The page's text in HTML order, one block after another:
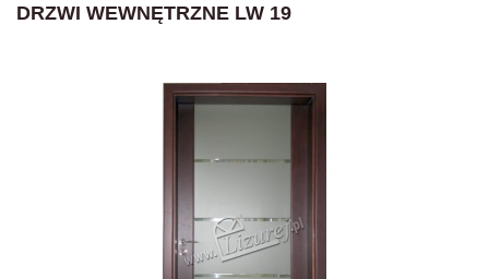
DRZWI WEWNĘTRZNE LW 19